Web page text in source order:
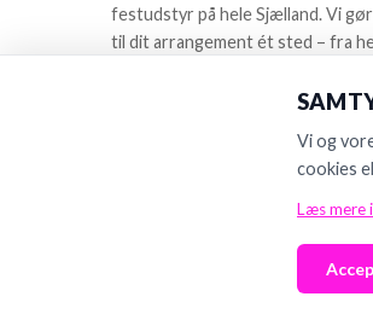
festudstyr på hele Sjælland. Vi
til dit arrangement ét sted – fra
på god service og enkel booking.
Vi og
cookies
Læs mere